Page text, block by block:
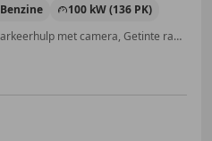
Benzine
100 kW (136 PK)
Panorama dak, LED verlichting, Parkeerhulp met camera, Getinte ramen, Lichtmetalen velgen, Alarm, Open dak, Stoelverwarming